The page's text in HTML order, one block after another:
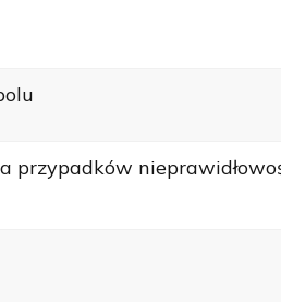
przypadków